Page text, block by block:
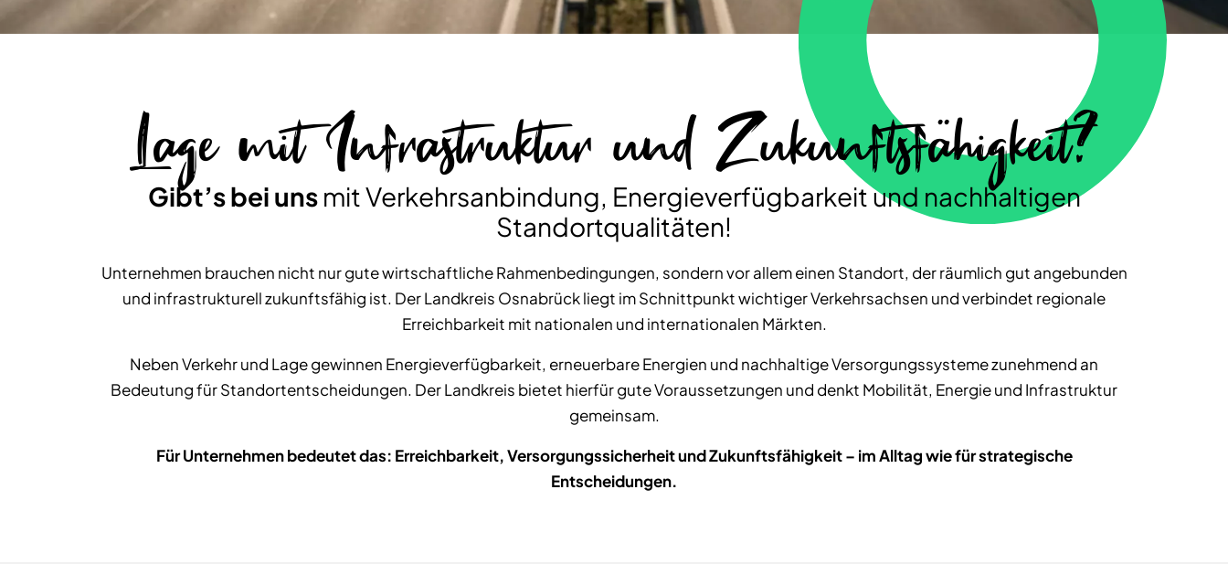
Lage mit Infrastruktur und Zukunftsfähigkeit?
Gibt’s bei unsmit Verkehrsanbindung, Energieverfügbarkeit und nachhaltigen
Standortqualitäten!
Unternehmen brauchen nicht nur gute wirtschaftliche Rahmenbedingungen, sondern vor allem einen Standort, der räumlich gut angebunden
und infrastrukturell zukunftsfähig ist. Der Landkreis Osnabrück liegt im Schnittpunkt wichtiger Verkehrsachsen und verbindet regionale
Erreichbarkeit mit nationalen und internationalen Märkten.
Neben Verkehr und Lage gewinnen Energieverfügbarkeit, erneuerbare Energien und nachhaltige Versorgungssysteme zunehmend an
Bedeutung für Standortentscheidungen. Der Landkreis bietet hierfür gute Voraussetzungen und denkt Mobilität, Energie und Infrastruktur
gemeinsam.
Für Unternehmen bedeutet das: Erreichbarkeit, Versorgungssicherheit und Zukunftsfähigkeit – im Alltag wie für strategische
Entscheidungen.